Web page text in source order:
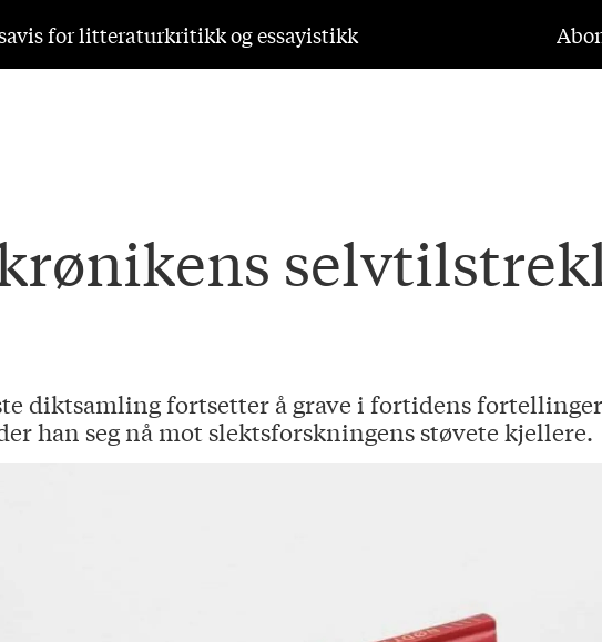
for litteraturkritikk og essayistikk
diktsamling fortsetter å grave i fortidens
han seg nå mot slektsforskningens støvete kjellere.